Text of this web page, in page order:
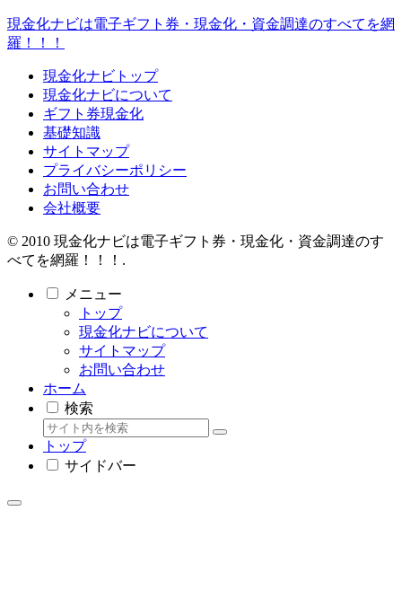
現金化ナビは電子ギフト券・現金化・資金調達のすべてを網
羅！！！
現金化ナビトップ
現金化ナビについて
ギフト券現金化
基礎知識
サイトマップ
プライバシーポリシー
お問い合わせ
会社概要
© 2010 現金化ナビは電子ギフト券・現金化・資金調達のす
べてを網羅！！！.
メニュー
トップ
現金化ナビについて
サイトマップ
お問い合わせ
ホーム
検索
トップ
サイドバー